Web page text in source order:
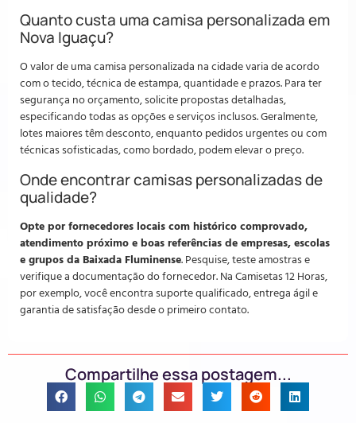
Quanto custa uma camisa personalizada em
Nova Iguaçu?
O valor de uma camisa personalizada na cidade varia de acordo
com o tecido, técnica de estampa, quantidade e prazos. Para ter
segurança no orçamento, solicite propostas detalhadas,
especificando todas as opções e serviços inclusos. Geralmente,
lotes maiores têm desconto, enquanto pedidos urgentes ou com
técnicas sofisticadas, como bordado, podem elevar o preço.
Onde encontrar camisas personalizadas de
qualidade?
Opte por fornecedores locais com histórico comprovado,
atendimento próximo e boas referências de empresas, escolas
e grupos da Baixada Fluminense. Pesquise, teste amostras e
verifique a documentação do fornecedor. Na Camisetas 12 Horas,
por exemplo, você encontra suporte qualificado, entrega ágil e
garantia de satisfação desde o primeiro contato.
Compartilhe essa postagem...